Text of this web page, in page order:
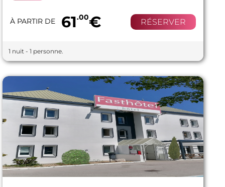
À PARTIR DE 61.00€ RÉSERVER
1 nuit - 1 personne.